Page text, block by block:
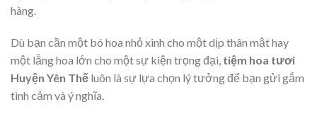
hàng.
Dù bạn cần một bó hoa nhỏ xinh cho một dịp thân mật hay
một lẵng hoa lớn cho một sự kiện trọng đại, tiệm hoa tươi
Huyện Yên Thế luôn là sự lựa chọn lý tưởng để bạn gửi gắm
tình cảm và ý nghĩa.